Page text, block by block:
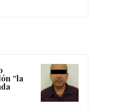
“la